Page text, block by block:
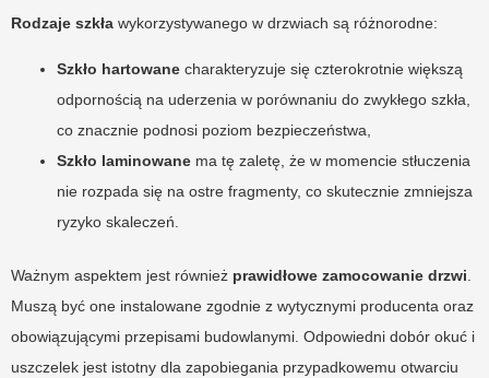
Rodzaje szkła wykorzystywanego w drzwiach są różnorodne:
Szkło hartowane charakteryzuje się czterokrotnie większą
odpornością na uderzenia w porównaniu do zwykłego szkła,
co znacznie podnosi poziom bezpieczeństwa,
Szkło laminowane ma tę zaletę, że w momencie stłuczenia
nie rozpada się na ostre fragmenty, co skutecznie zmniejsza
ryzyko skaleczeń.
Ważnym aspektem jest również prawidłowe zamocowanie drzwi.
Muszą być one instalowane zgodnie z wytycznymi producenta oraz
obowiązującymi przepisami budowlanymi. Odpowiedni dobór okuć i
uszczelek jest istotny dla zapobiegania przypadkowemu otwarciu